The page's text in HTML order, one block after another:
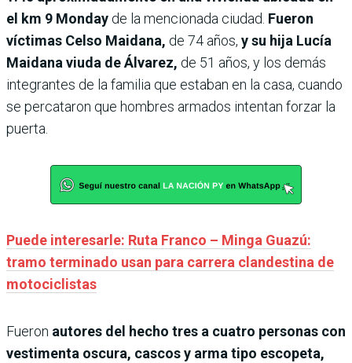
el km 9 Monday de la mencionada ciudad. Fueron
víctimas Celso Maidana, de 74 años, y su hija Lucía
Maidana viuda de Álvarez, de 51 años, y los demás
integrantes de la familia que estaban en la casa, cuando
se percataron que hombres armados intentan forzar la
puerta.
Puede interesarle: Ruta Franco – Minga Guazú:
tramo terminado usan para carrera clandestina de
motociclistas
Fueron autores del hecho tres a cuatro personas con
vestimenta oscura, cascos y arma tipo escopeta,